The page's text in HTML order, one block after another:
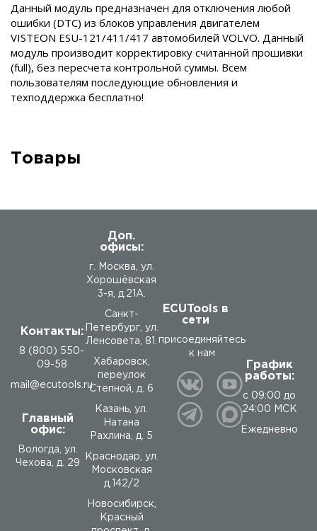
Данный модуль предназначен для отключения любой
ошибки (DTC) из блоков управления двигателем
VISTEON ESU-121/411/417 автомобилей VOLVO. Данный
модуль производит корректировку считанной прошивки
(full), без пересчета контрольной суммы. Всем
пользователям последующие обновления и
техподдержка бесплатно!
Товары
Контакты:
8 (800) 550-
09-58
mail@ecutools.ru
Главный
офис:
Вологда, ул.
Чехова, д. 29
Доп.
офисы:
г. Москва, ул.
Хорошёвская
3-я, д.21А.
Санкт-
Петербург, ул.
Ленсовета, 81.
Хабаровск,
переулок
Степной, д. 6
Казань, ул.
Натана
Рахлина, д. 5
Краснодар, ул.
Московская
д.142/2
Новосибирск,
Красный
ECUTools в
сети
присоединяйтесь
к нам
График
работы:
с 09:00 до
24:00 МСК
Ежедневно